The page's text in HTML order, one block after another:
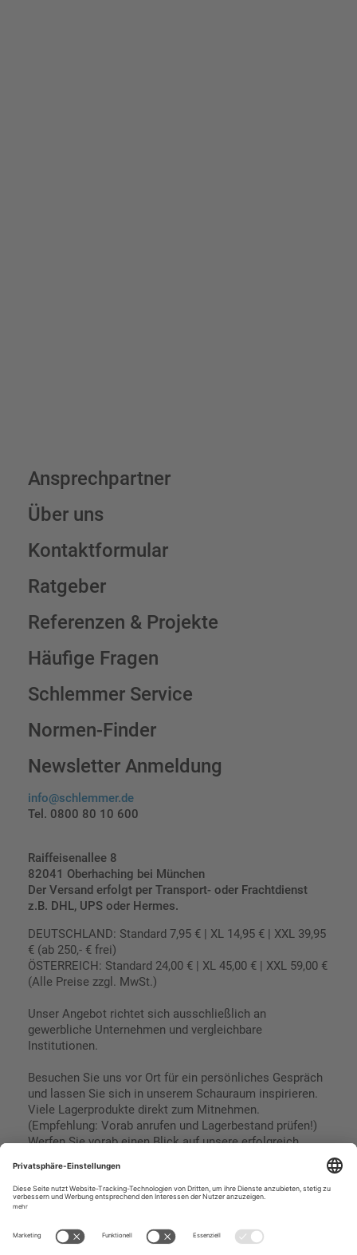
Ansprechpartner
Über uns
Kontaktformular
Ratgeber
Referenzen & Projekte
Häufige Fragen
Schlemmer Service
Normen-Finder
Newsletter Anmeldung
info@schlemmer.de
Tel. 0800 80 10 600
Raiffeisenallee 8
82041 Oberhaching bei München
Der Versand erfolgt per Transport- oder Frachtdienst
z.B. DHL, UPS oder Hermes.
DEUTSCHLAND: Standard 7,95 € | XL 14,95 € | XXL 39,95
€ (ab 250,- € frei)
ÖSTERREICH: Standard 24,00 € | XL 45,00 € | XXL 59,00 €
(Alle Preise zzgl. MwSt.)
Unser Angebot richtet sich ausschließlich an
gewerbliche Unternehmen und vergleichbare
Institutionen.
Besuchen Sie uns vor Ort für ein persönliches Gespräch
und lassen Sie sich in unserem Schauraum inspirieren.
Viele Lagerprodukte direkt zum Mitnehmen.
(Empfehlung: Vorab anrufen und Lagerbestand prüfen!)
Werfen Sie vorab einen Blick auf unsere erfolgreich
Impressum
Datenschutz
SEPA Lastschrift
Kreditkarte